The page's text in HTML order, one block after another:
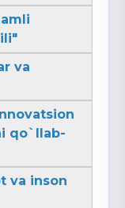
va
qo`llab-
va inson